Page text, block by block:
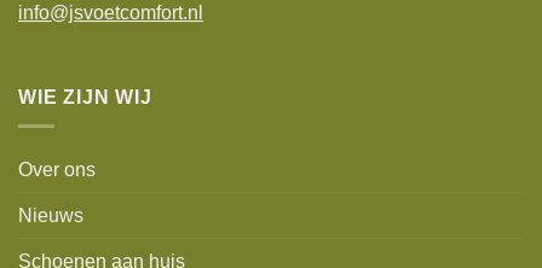
info@jsvoetcomfort.nl
WIE ZIJN WIJ
Over ons
Nieuws
Schoenen aan huis